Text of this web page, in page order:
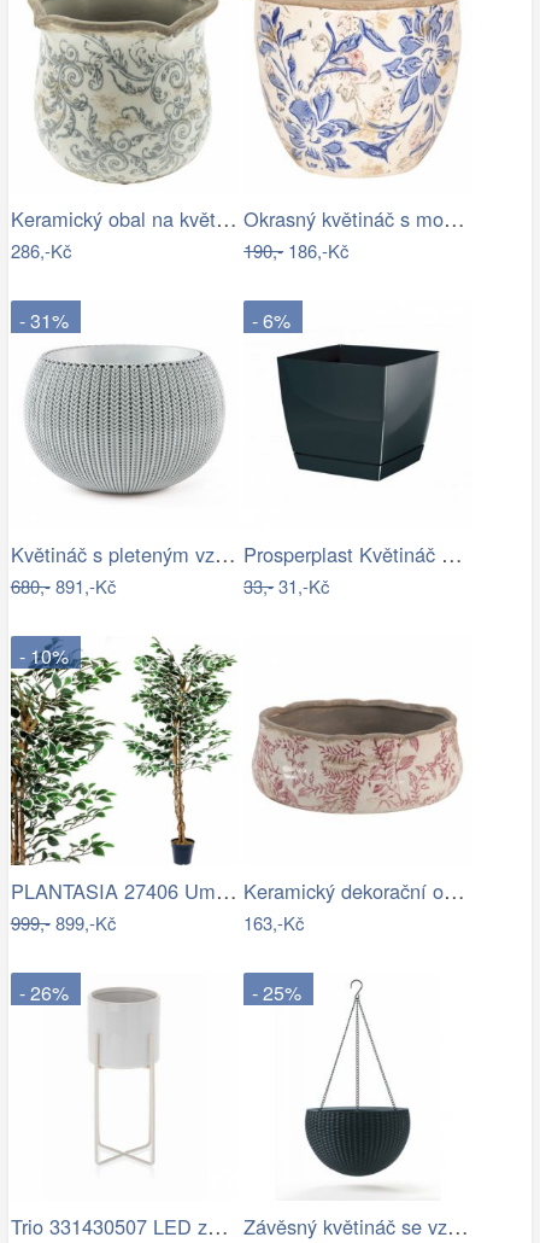
Keramický obal na květináč s ornamenty …
286,-Kč
Okrasný květináč s modrými květy - Ø…
190,-186,-Kč
- 31%
Květináč s pleteným vzorem - RJ
680,-891,-Kč
- 6%
Prosperplast Květináč Coubi Square s…
33,-31,-Kč
- 10%
PLANTASIA 27406 Umělý strom rostlina -…
999,-899,-Kč
Keramický dekorační obal na květináč s…
163,-Kč
- 26%
Trio 331430507 LED závěsné stropní…
- 25%
Závěsný květináč se vzorem- RJ